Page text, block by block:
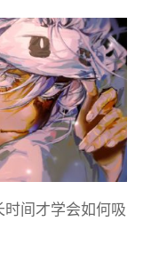
间才学会如何吸